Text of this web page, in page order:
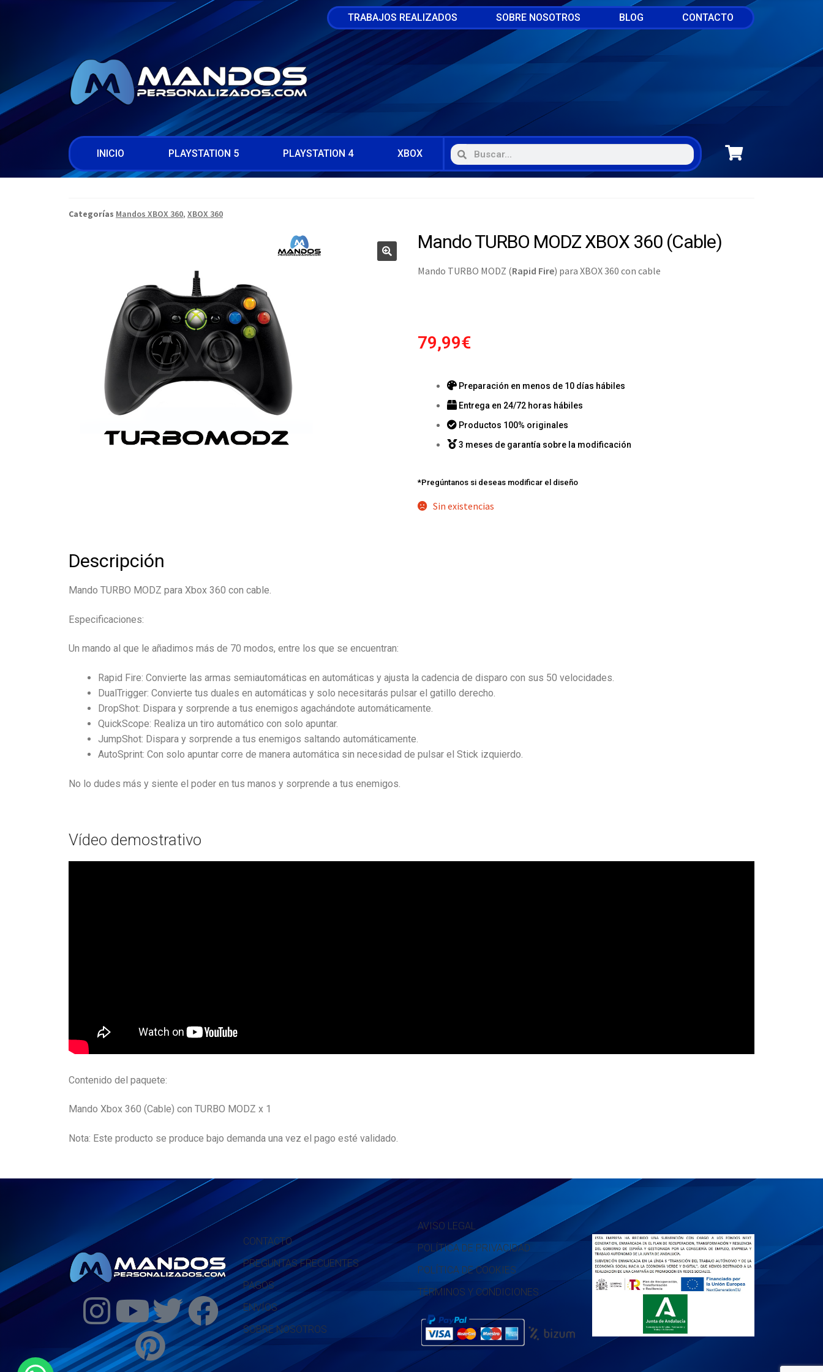
TRABAJOS REALIZADOS SOBRE NOSOTROS BLOG CONTACTO
INICIO PLAYSTATION 5 PLAYSTATION 4 XBOX
Categorías Mandos XBOX 360, XBOX 360
Mando TURBO MODZ XBOX 360 (Cable)
Mando TURBO MODZ (Rapid Fire) para XBOX 360 con cable
79,99€
Preparación en menos de 10 días hábiles
Entrega en 24/72 horas hábiles
Productos 100% originales
3 meses de garantía sobre la modificación
*Pregúntanos si deseas modificar el diseño
Sin existencias
Descripción
Mando TURBO MODZ para Xbox 360 con cable.
Especificaciones:
Un mando al que le añadimos más de 70 modos, entre los que se encuentran:
Rapid Fire: Convierte las armas semiautomáticas en automáticas y ajusta la cadencia de disparo con sus 50 velocidades.
DualTrigger: Convierte tus duales en automáticas y solo necesitarás pulsar el gatillo derecho.
DropShot: Dispara y sorprende a tus enemigos agachándote automáticamente.
QuickScope: Realiza un tiro automático con solo apuntar.
JumpShot: Dispara y sorprende a tus enemigos saltando automáticamente.
AutoSprint: Con solo apuntar corre de manera automática sin necesidad de pulsar el Stick izquierdo.
No lo dudes más y siente el poder en tus manos y sorprende a tus enemigos.
Vídeo demostrativo
Contenido del paquete:
Mando Xbox 360 (Cable) con TURBO MODZ x 1
Nota: Este producto se produce bajo demanda una vez el pago esté validado.
CONTACTO
PREGUNTAS FRECUENTES
PAGOS
ENVÍOS
SOBRE NOSOTROS
AVISO LEGAL
POLÍTICA DE PRIVACIDAD
POLÍTICA DE COOKIES
TÉRMINOS Y CONDICIONES